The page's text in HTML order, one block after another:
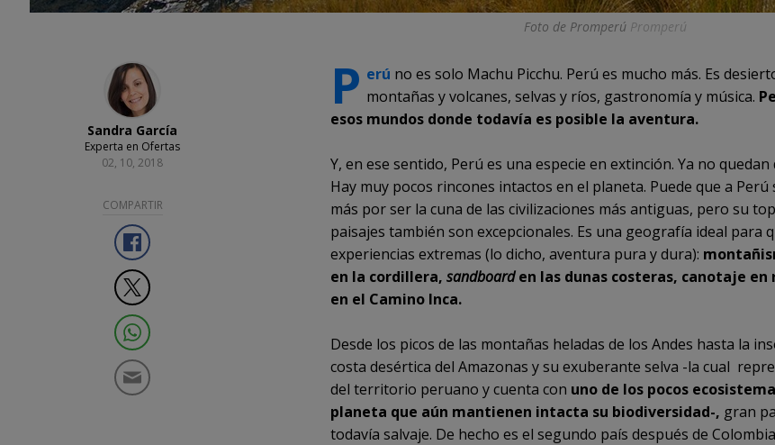
Foto de Promperú Promperú
Sandra García
Experta en Ofertas
02, 10, 2018
COMPARTIR
P erú no es solo Machu Picchu. Perú es mucho más. Es
montañas y volcanes, selvas y ríos, gastronomía y música.
esos mundos donde todavía es posible la aventura.
Y, en ese sentido, Perú es una especie en extinción. Ya no quedan
Hay muy pocos rincones intactos en el planeta. Puede que a Perú
más por ser la cuna de las civilizaciones más antiguas, pero su
paisajes también son excepcionales. Es una geografía ideal para
experiencias extremas (lo dicho, aventura pura y dura):
en la cordillera,sandboarden las dunas costeras, canotaje
en el Camino Inca.
Desde los picos de las montañas heladas de los Andes hasta la
costa desértica del Amazonas y su exuberante selva -la cual
del territorio peruano y cuenta con uno de los pocos
planeta que aún mantienen intacta su biodiversidad-, gran
todavía salvaje. De hecho es el segundo país después de